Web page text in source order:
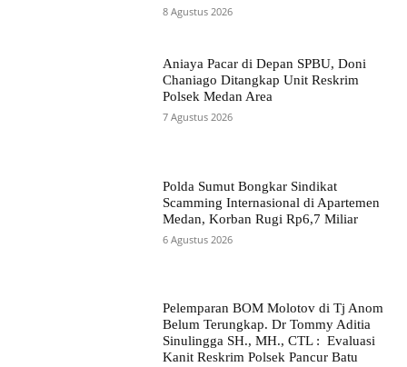
8 Agustus 2026
Aniaya Pacar di Depan SPBU, Doni
Chaniago Ditangkap Unit Reskrim
Polsek Medan Area
7 Agustus 2026
Polda Sumut Bongkar Sindikat
Scamming Internasional di Apartemen
Medan, Korban Rugi Rp6,7 Miliar
6 Agustus 2026
Pelemparan BOM Molotov di Tj Anom
Belum Terungkap. Dr Tommy Aditia
Sinulingga SH., MH., CTL : Evaluasi
Kanit Reskrim Polsek Pancur Batu